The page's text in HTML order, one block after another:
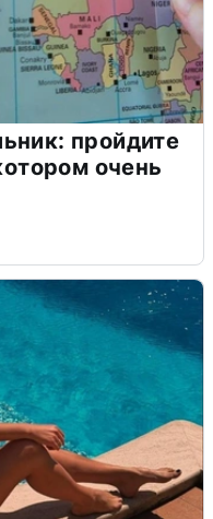
пройдите
очень